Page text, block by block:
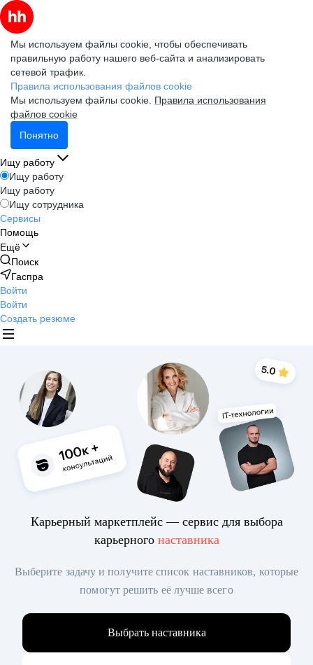
Мы используем файлы cookie, чтобы обеспечивать
правильную работу нашего веб-сайта и анализировать
сетевой трафик.
Правила использования файлов cookie
Мы используем файлы cookie. Правила использования
файлов cookie
Понятно
Ищу работу
Ищу работу
Ищу работу
Ищу сотрудника
Сервисы
Помощь
Ещё
Поиск
Гаспра
Войти
Войти
Создать резюме
Карьерный маркетплейс — сервис для выбора
карьерного наставника
Выберите задачу и получите список наставников, которые
помогут решить её лучше всего
Выбрать наставника